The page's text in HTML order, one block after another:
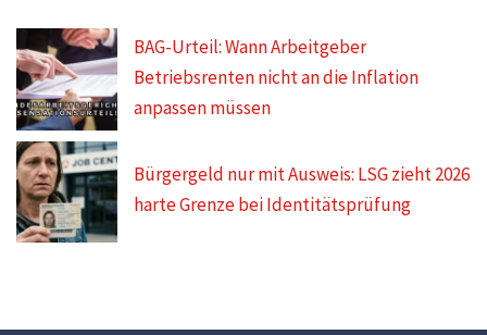
BAG-Urteil: Wann Arbeitgeber
Betriebsrenten nicht an die Inflation
anpassen müssen
Bürgergeld nur mit Ausweis: LSG zieht 2026
harte Grenze bei Identitätsprüfung